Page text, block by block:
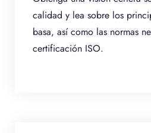
calidad y lea sobre los
basa, así como las normas
certificación ISO.